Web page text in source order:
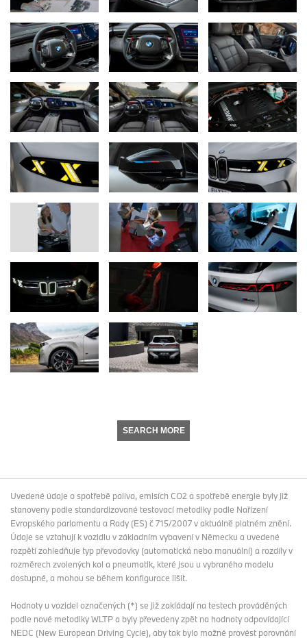
SEARCH MORE
Uvedené údaje o spotřebě paliva, emisích CO2 a spotřebě energie byly již
stanoveny podle standardizované testovací metodiky podle Nařízení
Evropského parlamentu a Rady (ES) č 715/2007 v aktuálně platném znění.
Údaje se vztahují k vozidlu v základním vybavení v Německu a uvedené
rozpětí zohledňuje typ převodovky (automatická nebo manuální) a rozdíly v
rozměrech zvolených kol a pneumatik, které jsou u vybraného modelu
dostupné, a mohou se během konfigurace lišit.
Hodnoty u vozidel označených (*) se již zakládají na testech prováděných
podle nové metodiky WLTP a byly převedeny zpět na hodnoty odpovídající
NEDC (New European Driving Cycle), aby tak bylo možné provést porovnání